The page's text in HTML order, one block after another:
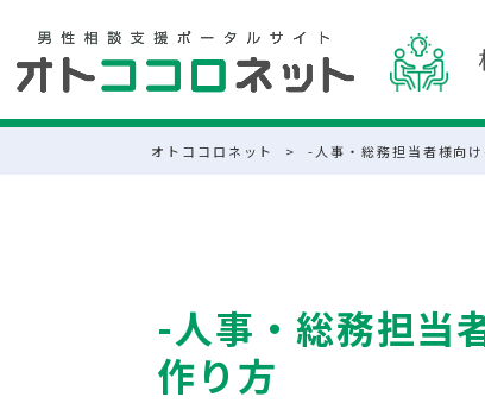
オトココロネット > -人事・総務担当者様向
-人事・総務担当
作り方